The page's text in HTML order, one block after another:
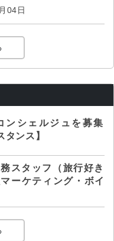
04日
ンシェルジュを募集
タンス】
スタッフ（旅行好き
ーケティング・ボイ